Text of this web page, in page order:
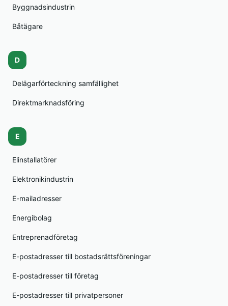
Byggnadsindustrin
Båtägare
D
Delägarförteckning samfällighet
Direktmarknadsföring
E
Elinstallatörer
Elektronikindustrin
E-mailadresser
Energibolag
Entreprenadföretag
E-postadresser till bostadsrättsföreningar
E-postadresser till företag
E-postadresser till privatpersoner